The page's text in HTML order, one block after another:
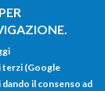
terzi (Google
il consenso ad